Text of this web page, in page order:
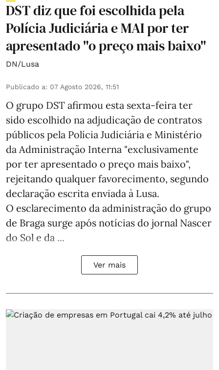
DST diz que foi escolhida pela
Polícia Judiciária e MAI por ter
apresentado "o preço mais baixo"
DN/Lusa
Publicado a: 07 Agosto 2026, 11:51
O grupo DST afirmou esta sexta-feira ter
sido escolhido na adjudicação de contratos
públicos pela Polícia Judiciária e Ministério
da Administração Interna "exclusivamente
por ter apresentado o preço mais baixo",
rejeitando qualquer favorecimento, segundo
declaração escrita enviada à Lusa.
O esclarecimento da administração do grupo
de Braga surge após notícias do jornal Nascer
do Sol e da ...
Ver mais